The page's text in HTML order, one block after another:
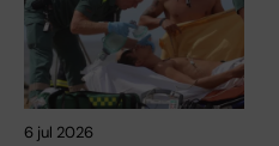
6 jul 2026